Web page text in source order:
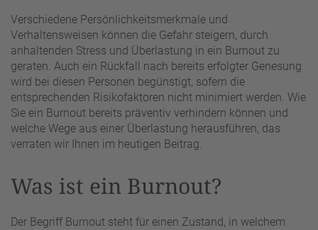
Verschiedene Persönlichkeitsmerkmale und
Verhaltensweisen können die Gefahr steigern, durch
anhaltenden Stress und Überlastung in ein Burnout zu
geraten. Auch ein Rückfall nach bereits erfolgter Genesung
wird bei diesen Personen begünstigt, sofern die
entsprechenden Risikofaktoren nicht minimiert werden. Wie
Sie ein Burnout bereits präventiv verhindern können und
welche Wege aus einer Überlastung herausführen, das
verraten wir Ihnen im heutigen Beitrag.
Was ist ein Burnout?
Der Begriff Burnout steht für einen Zustand, in welchem